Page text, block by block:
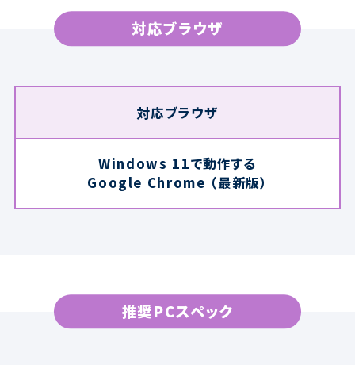
対応ブラウザ
対応ブラウザ
Windows 11で動作する
Google Chrome （最新版）
推奨PCスペック